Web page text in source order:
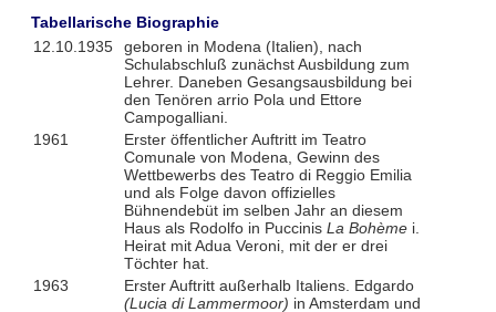
Tabellarische Biographie
12.10.1935
geboren in Modena (Italien), nach
Schulabschluß zunächst Ausbildung zum
Lehrer. Daneben Gesangsausbildung bei
den Tenören arrio Pola und Ettore
Campogalliani.
1961
Erster öffentlicher Auftritt im Teatro
Comunale von Modena, Gewinn des
Wettbewerbs des Teatro di Reggio Emilia
und als Folge davon offizielles
Bühnendebüt im selben Jahr an diesem
Haus als Rodolfo in PuccinisLa Bohèmei.
Heirat mit Adua Veroni, mit der er drei
Töchter hat.
1963
Erster Auftritt außerhalb Italiens. Edgardo
(Lucia di Lammermoor) in Amsterdam und